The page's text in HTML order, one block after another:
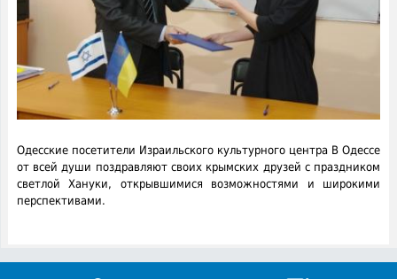
Одесские посетители Израильского культурного центра В Одессе
от всей души поздравляют своих крымских друзей с праздником
светлой Хануки, открывшимися возможностями и широкими
перспективами.